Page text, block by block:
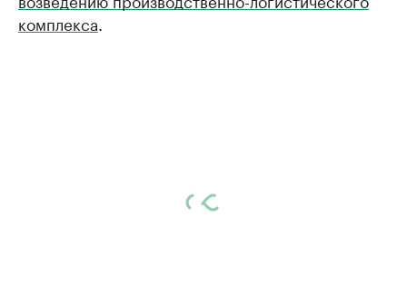
комплекса